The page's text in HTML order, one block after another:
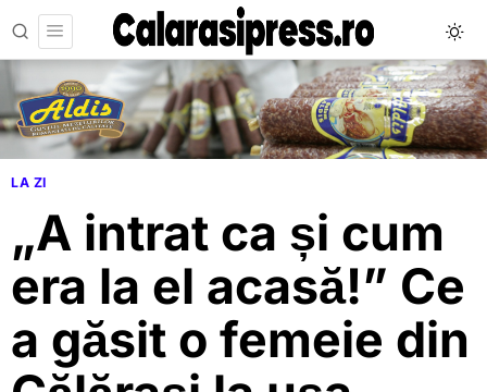
LA ZI
„A intrat ca și cum
era la el acasă!” Ce
a găsit o femeie din